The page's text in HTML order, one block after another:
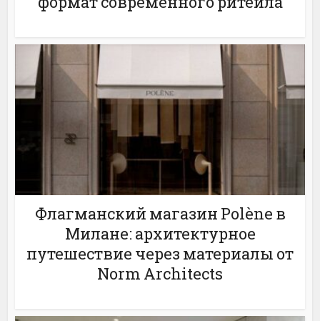
Флагманский магазин Polène в
Милане: архитектурное
путешествие через материалы от
Norm Architects